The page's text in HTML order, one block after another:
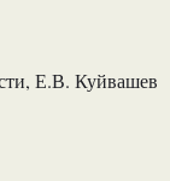
Е.В. Куйвашев